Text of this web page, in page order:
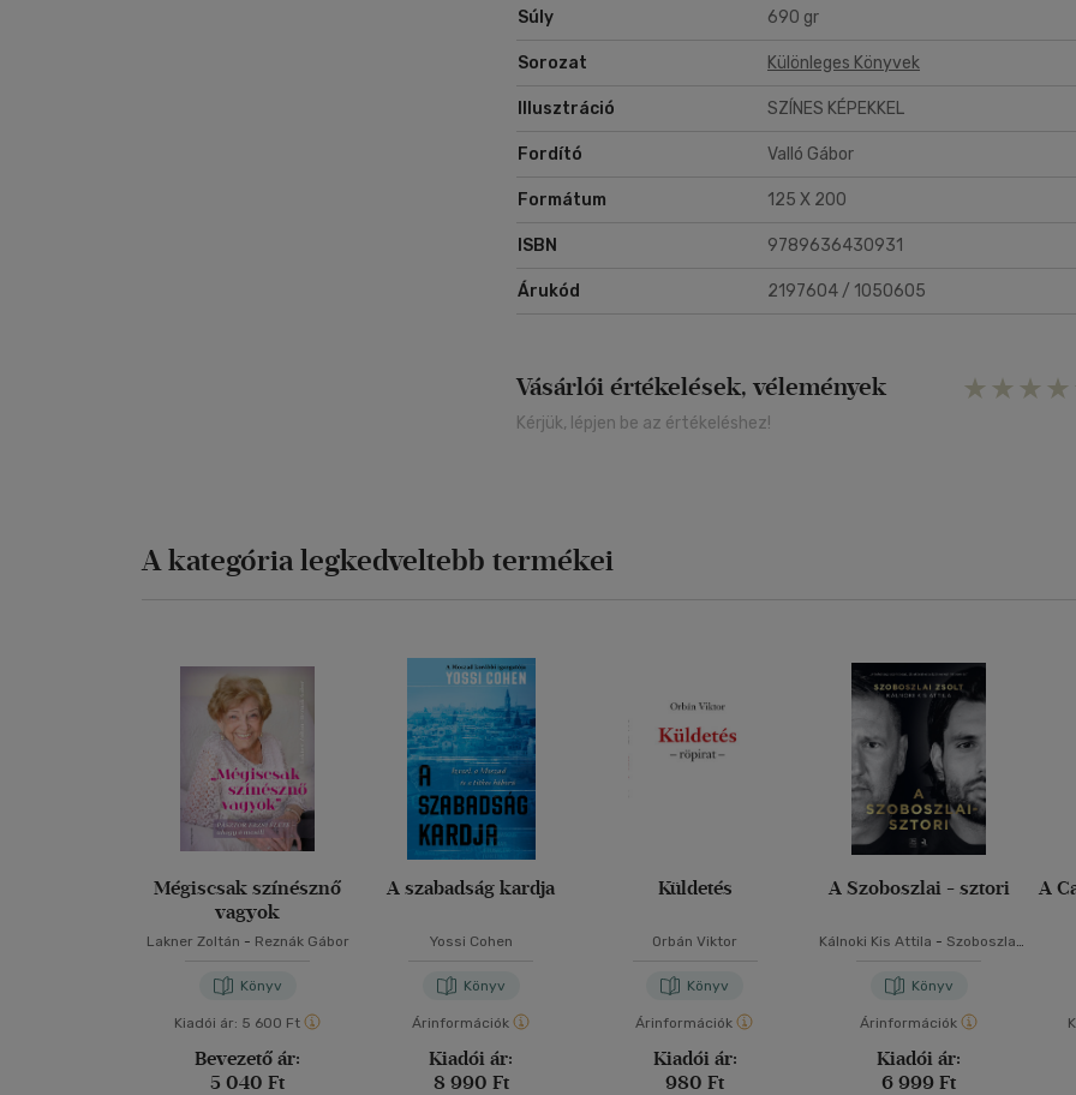
Súly 690 gr
Sorozat Különleges Könyvek
Illusztráció SZÍNES KÉPEKKEL
Fordító Valló Gábor
Formátum 125 X 200
ISBN 9789636430931
Árukód 2197604 / 1050605
Vásárlói értékelések, vélemények
Kérjük, lépjen be az értékeléshez!
A kategória legkedveltebb termékei
Mégiscsak színésznő
vagyok
Lakner Zoltán - Reznák Gábor
Könyv
Kiadói ár: 5 600 Ft
Bevezető ár:
5 040 Ft
A szabadság kardja
Yossi Cohen
Könyv
Árinformációk
Kiadói ár:
8 990 Ft
Küldetés
Orbán Viktor
Könyv
Árinformációk
Kiadói ár:
980 Ft
A Szoboszlai - sztori
Kálnoki Kis Attila - Szoboszlai
Könyv
Árinformációk
Kiadói ár:
6 999 Ft
A